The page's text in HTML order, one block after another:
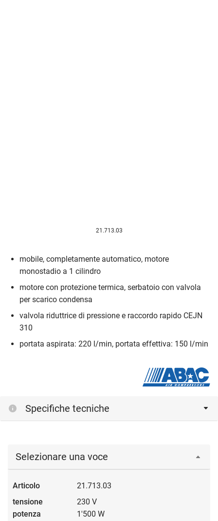
21.713.03
mobile, completamente automatico, motore
monostadio a 1 cilindro
motore con protezione termica, serbatoio con valvola
per scarico condensa
valvola riduttrice di pressione e raccordo rapido CEJN
310
portata aspirata: 220 l/min, portata effettiva: 150 l/min
Specifiche tecniche
Selezionare una voce
21.713.03
230 V
1'500 W